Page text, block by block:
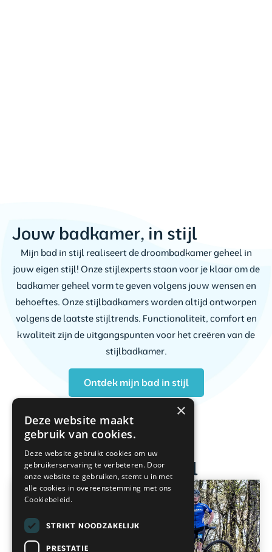
Jouw badkamer, in stijl
Mijn bad in stijl realiseert de droombadkamer geheel in
jouw eigen stijl! Onze stijlexperts staan voor je klaar om de
badkamer geheel vorm te geven volgens jouw wensen en
behoeftes. Onze stijlbadkamers worden altijd ontworpen
volgens de laatste stijltrends. Functionaliteit, comfort en
kwaliteit zijn de uitgangspunten voor het creëren van de
stijlbadkamer.
Ontdek mijn bad in stijl
Ontdek mijn bad in stijl
×
Deze website maakt
gebruik van cookies.
Deze website gebruikt cookies om uw
gebruikerservaring te verbeteren. Door
onze website te gebruiken, stemt u in met
alle cookies in overeenstemming met ons
Cookiebeleid.
STRIKT NOODZAKELIJK
PRESTATIE